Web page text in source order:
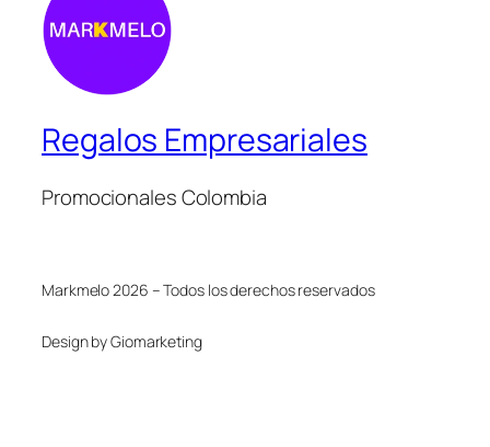
Regalos Empresariales
Promocionales Colombia
Markmelo 2026 – Todos los derechos reservados
Design by Giomarketing